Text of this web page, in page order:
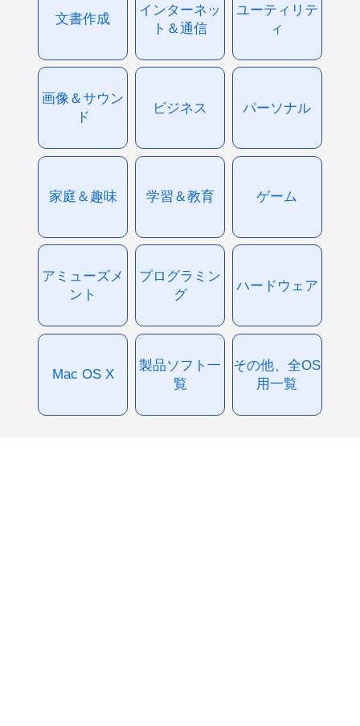
文書作成
インターネッ
ト＆通信
ユーティリテ
ィ
画像＆サウン
ド
ビジネス パーソナル
家庭＆趣味 学習＆教育 ゲーム
アミューズメ
ント
プログラミン
グ
ハードウェア
Mac OS X
製品ソフト一
覧
その他、全OS
用一覧